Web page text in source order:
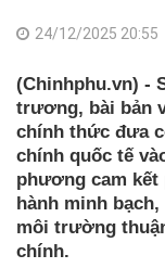
24/12/2025 20:55
(Chinhphu.vn) -
trương, bài bản
chính thức đưa
chính quốc tế
phương cam kết
hành minh
môi trường
chính.